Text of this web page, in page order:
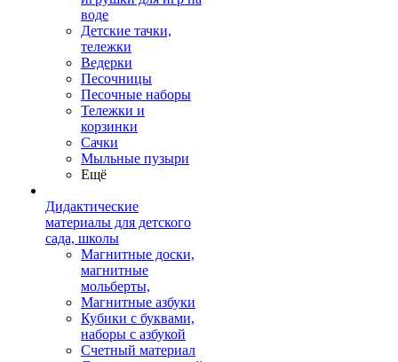
воде
Детские тачки,
тележки
Ведерки
Песочницы
Песочные наборы
Тележки и
корзинки
Сачки
Мыльные пузыри
Ещё
Дидактические
материалы для детского
сада, школы
Магнитные доски,
магнитные
мольберты,
Магнитные азбуки
Кубики с буквами,
наборы с азбукой
Счетный материал